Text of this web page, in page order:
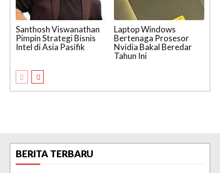
Santhosh Viswanathan
Pimpin Strategi Bisnis
Intel di Asia Pasifik
Laptop Windows
Bertenaga Prosesor
Nvidia Bakal Beredar
Tahun Ini
BERITA TERBARU